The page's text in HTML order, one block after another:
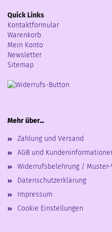
Quick Links
Kontaktformular
Warenkorb
Mein Konto
Newsletter
Sitemap
Mehr über...
Zahlung und Versand
AGB und
Widerrufsbelehrung /
Datenschutzerklärung
Impressum
Cookie Einstellungen